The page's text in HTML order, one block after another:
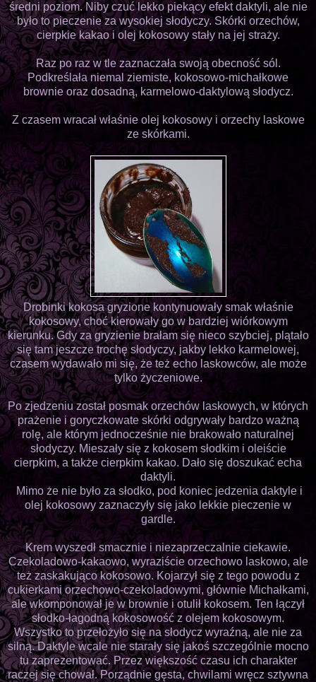
średni poziom. Niby czuć lekko piekący efekt daktyli, ale nie
było to pieczenie za wysokiej słodyczy. Skórki orzechów,
cierpkie kakao i olej kokosowy stały na jej straży.
Raz po raz w tle zaznaczała swoją obecność sól.
Podkreślała niemal ziemiste, kokosowo-michałkowe
brownie oraz dosadną, karmelowo-daktylową słodycz.
Z czasem wracał właśnie olej kokosowy i orzechy laskowe
ze skórkami.
Drobinki kokosa gryzione kontynuowały smak właśnie
kokosowy, choć kierowały go w bardziej wiórkowym
kierunku. Gdy za gryzienie brałam się nieco szybciej, plątało
się tam jeszcze trochę słodyczy, jakby lekko karmelowej,
czasem wydawało mi się, że też echo laskowców, ale może
tylko życzeniowe.
Po zjedzeniu został posmak orzechów laskowych, w których
prażenie i goryczkowate skórki odgrywały bardzo ważną
rolę, ale którym jednocześnie nie brakowało naturalnej
słodyczy. Mieszały się z kokosem słodkim i oleiście
cierpkim, a także cierpkim kakao. Dało się doszukać echa
daktyli.
Mimo że nie było za słodko, pod koniec jedzenia daktyle i
olej kokosowy zaznaczyły się jako lekkie pieczenie w
gardle.
Krem wyszedł smacznie i niezaprzeczalnie ciekawie.
Czekoladowo-kakaowo, wyraziście orzechowo laskowo, ale
też zaskakująco kokosowo. Kojarzył się z tego powodu z
cukierkami orzechowo-czekoladowymi, głównie Michałkami,
ale wkomponował je w brownie i otulił kokosem. Ten łączył
słodko-łagodną kokosowość z olejem kokosowym.
Wszystko to przełożyło się na słodycz wyraźną, ale nie za
silną. Daktyle wcale nie starały się jakoś szczególnie mocno
tu zaprezentować. Przez większość czasu ich charakter
raczej się chował. Porządnie gęsta, chwilami wręcz sztywna